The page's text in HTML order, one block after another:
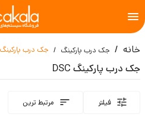
خانه جک درب پارکینگ جک درب پارکینگ DSC
جک درب پارکینگ DSC
فیلتر مرتبط ترین